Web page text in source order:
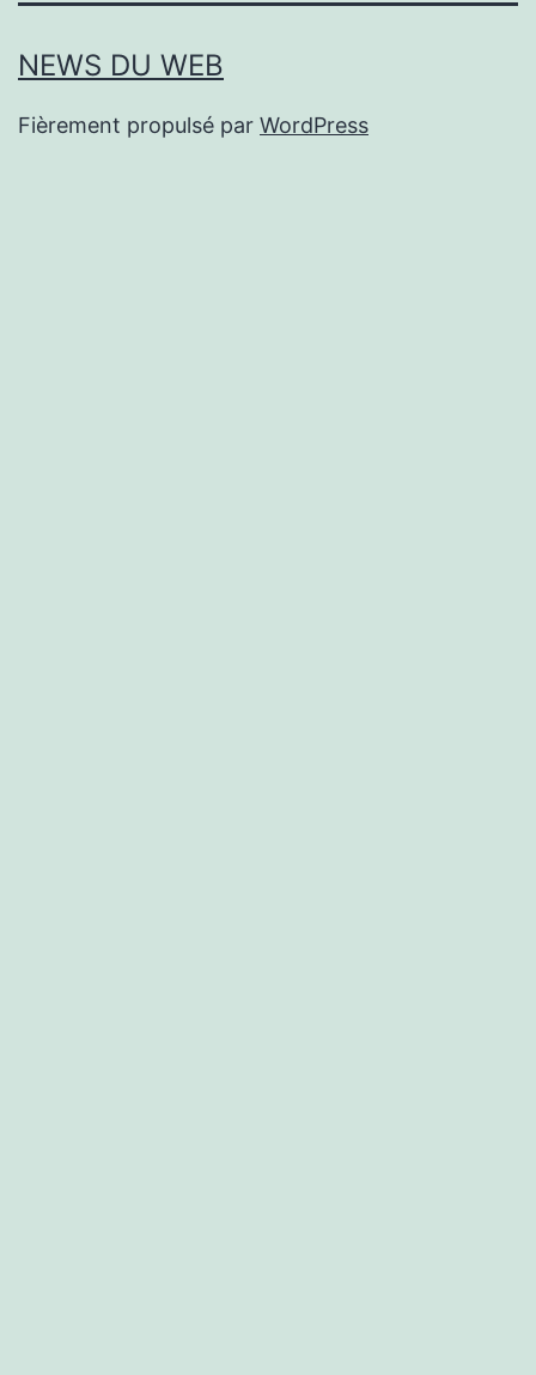
NEWS DU WEB
Fièrement propulsé par WordPress